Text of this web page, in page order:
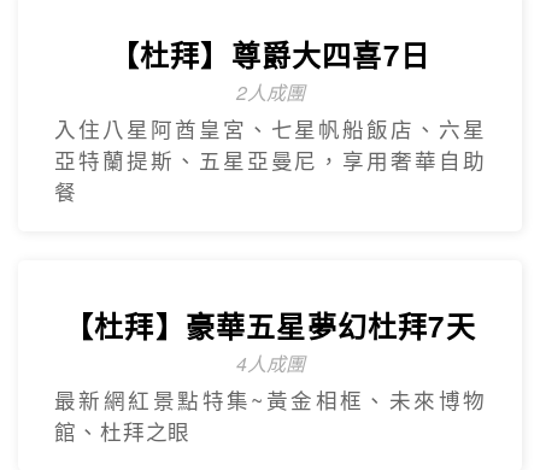
【杜拜】尊爵大四喜7日
2人成團
入住八星阿酋皇宮、七星帆船飯店、六星
亞特蘭提斯、五星亞曼尼，享用奢華自助
餐
【杜拜】豪華五星夢幻杜拜7天
4人成團
最新網紅景點特集~黃金相框、未來博物
館、杜拜之眼